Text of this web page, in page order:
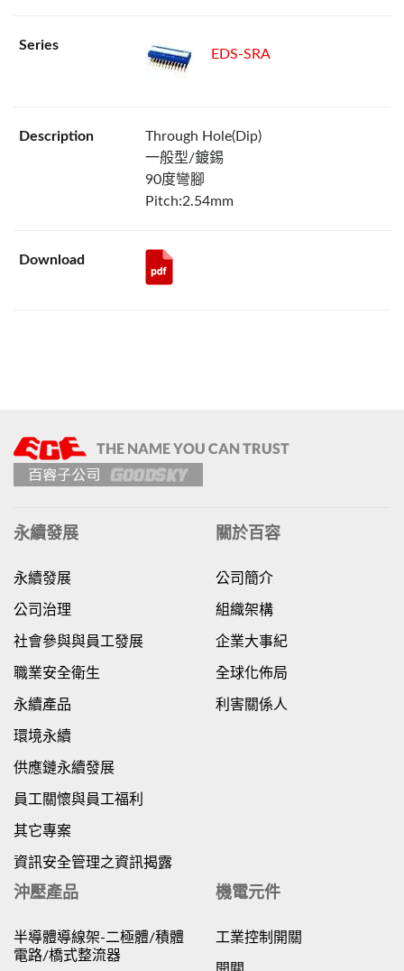
EDS-SRA
Through Hole(Dip)
一般型/鍍錫
90度彎腳
Pitch:2.54mm
永續發展
永續發展
公司治理
社會參與與員工發展
職業安全衛生
永續產品
環境永續
供應鏈永續發展
員工關懷與員工福利
其它專案
資訊安全管理之資訊揭露
關於百容
公司簡介
組織架構
企業大事紀
全球化佈局
利害關係人
沖壓產品
半導體導線架-二極體/積體
電路/橋式整流器
機電元件
工業控制開關